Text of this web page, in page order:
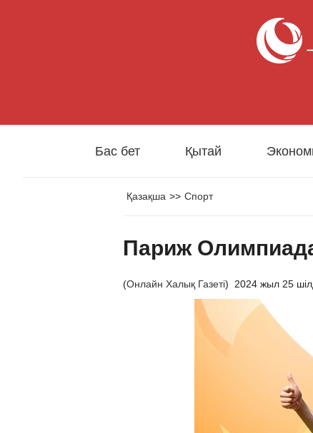
Бас бет Қытай
Қазақша >> Спорт
Париж
(Онлайн Халық Газеті) 2024 жыл 25